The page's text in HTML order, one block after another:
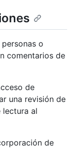
o
comentarios de
de
una revisión de
lectura al
de